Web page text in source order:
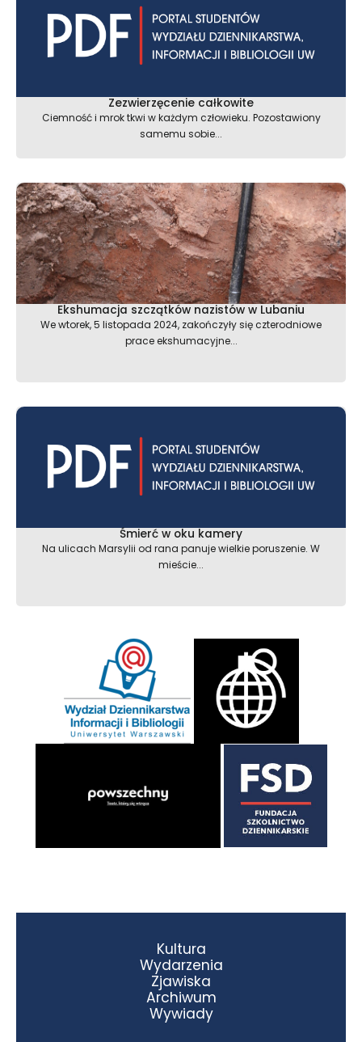
Zezwierzęcenie całkowite
Ciemność i mrok tkwi w każdym człowieku. Pozostawiony
samemu sobie...
Ekshumacja szczątków nazistów w Lubaniu
We wtorek, 5 listopada 2024, zakończyły się czterodniowe
prace ekshumacyjne...
Śmierć w oku kamery
Na ulicach Marsylii od rana panuje wielkie poruszenie. W
mieście...
Kultura
Wydarzenia
Zjawiska
Archiwum
Wywiady